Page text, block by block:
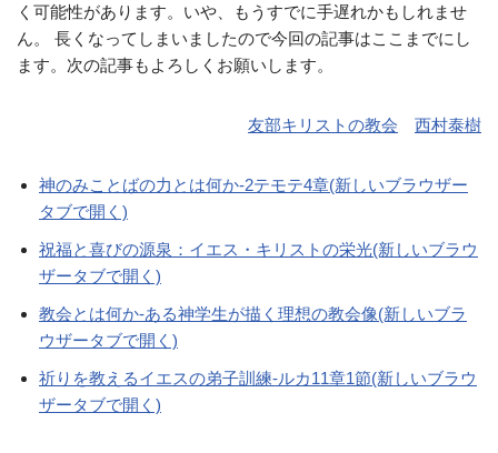
く可能性があります。いや、もうすでに手遅れかもしれませ
ん。 長くなってしまいましたので今回の記事はここまでにし
ます。次の記事もよろしくお願いします。
友部キリストの教会 西村泰樹
神のみことばの力とは何か-2テモテ4章(新しいブラウザー
タブで開く)
祝福と喜びの源泉：イエス・キリストの栄光(新しいブラウ
ザータブで開く)
教会とは何か-ある神学生が描く理想の教会像(新しいブラ
ウザータブで開く)
祈りを教えるイエスの弟子訓練-ルカ11章1節(新しいブラウ
ザータブで開く)